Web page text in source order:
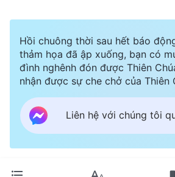
Hồi chuông thời sau hết báo
thảm họa đã ập xuống, bạn có
đình nghênh đón được Thiên
nhận được sự che chở của Thiên
Liên hệ với chúng tôi